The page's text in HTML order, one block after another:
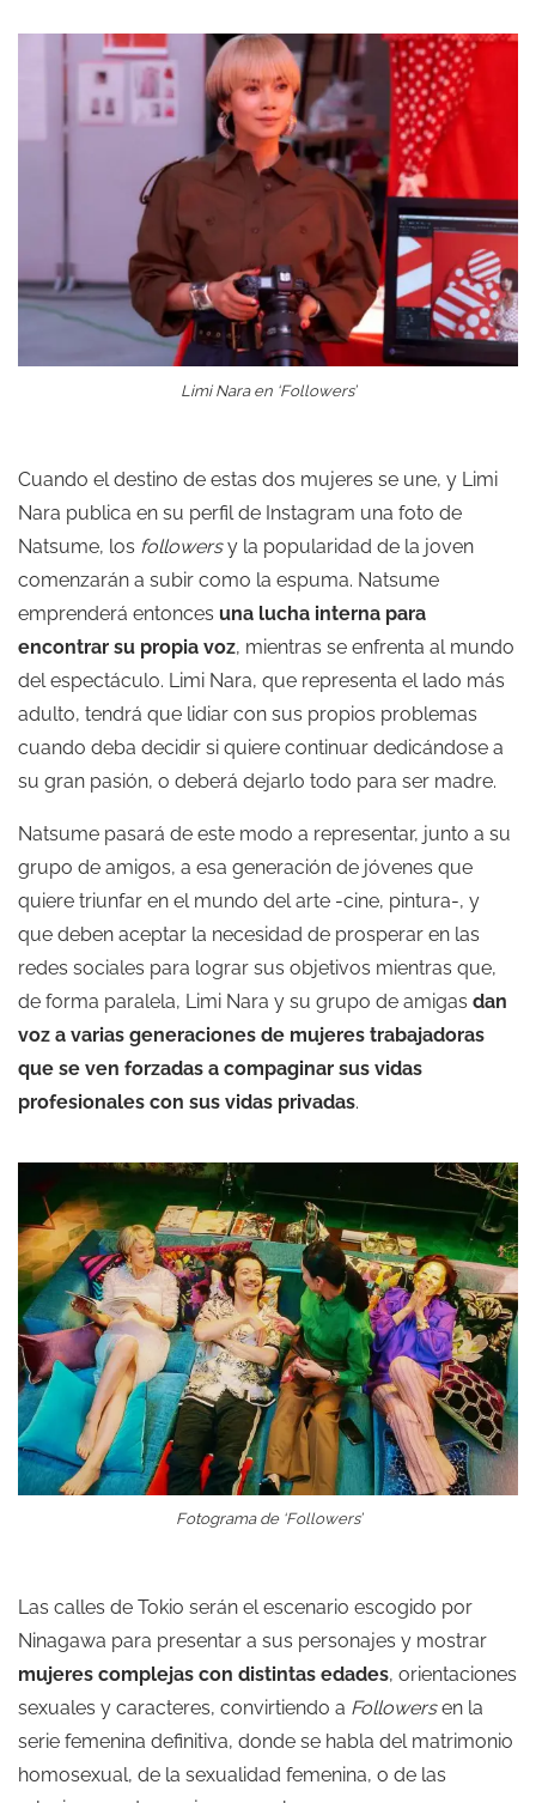
Limi Nara en ‘Followers’
Cuando el destino de estas dos mujeres se une, y Limi
Nara publica en su perfil de Instagram una foto de
Natsume, los followersy la popularidad de la joven
comenzarán a subir como la espuma. Natsume
emprenderá entonces una lucha interna para
encontrar su propia voz, mientras se enfrenta al mundo
del espectáculo. Limi Nara, que representa el lado más
adulto, tendrá que lidiar con sus propios problemas
cuando deba decidir si quiere continuar dedicándose a
su gran pasión, o deberá dejarlo todo para ser madre.
Natsume pasará de este modo a representar, junto a su
grupo de amigos, a esa generación de jóvenes que
quiere triunfar en el mundo del arte -cine, pintura-, y
que deben aceptar la necesidad de prosperar en las
redes sociales para lograr sus objetivos mientras que,
de forma paralela, Limi Nara y su grupo de amigas dan
voz a varias generaciones de mujeres trabajadoras
que se ven forzadas a compaginar sus vidas
profesionales con sus vidas privadas.
Fotograma de ‘Followers’
Las calles de Tokio serán el escenario escogido por
Ninagawa para presentar a sus personajes y mostrar
mujeres complejas con distintas edades, orientaciones
sexuales y caracteres, convirtiendo a Followersen la
serie femenina definitiva, donde se habla del matrimonio
homosexual, de la sexualidad femenina, o de las